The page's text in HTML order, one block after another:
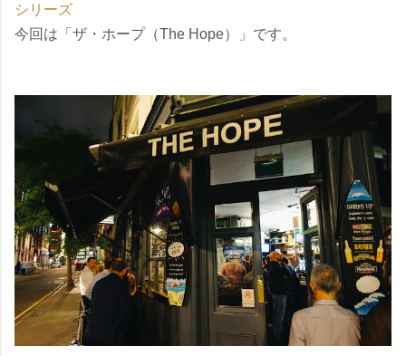
シリーズ
今回は「ザ・ホープ（The Hope）」です。